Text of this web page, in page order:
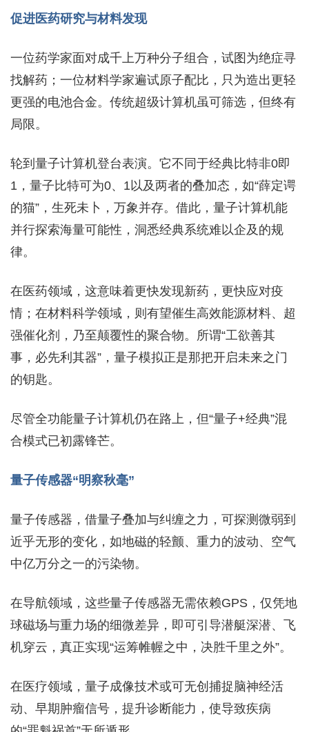
促进医药研究与材料发现
一位药学家面对成千上万种分子组合，试图为绝症寻
找解药；一位材料学家遍试原子配比，只为造出更轻
更强的电池合金。传统超级计算机虽可筛选，但终有
局限。
轮到量子计算机登台表演。它不同于经典比特非0即
1，量子比特可为0、1以及两者的叠加态，如“薛定谔
的猫”，生死未卜，万象并存。借此，量子计算机能
并行探索海量可能性，洞悉经典系统难以企及的规
律。
在医药领域，这意味着更快发现新药，更快应对疫
情；在材料科学领域，则有望催生高效能源材料、超
强催化剂，乃至颠覆性的聚合物。所谓“工欲善其
事，必先利其器”，量子模拟正是那把开启未来之门
的钥匙。
尽管全功能量子计算机仍在路上，但“量子+经典”混
合模式已初露锋芒。
量子传感器“明察秋毫”
量子传感器，借量子叠加与纠缠之力，可探测微弱到
近乎无形的变化，如地磁的轻颤、重力的波动、空气
中亿万分之一的污染物。
在导航领域，这些量子传感器无需依赖GPS，仅凭地
球磁场与重力场的细微差异，即可引导潜艇深潜、飞
机穿云，真正实现“运筹帷幄之中，决胜千里之外”。
在医疗领域，量子成像技术或可无创捕捉脑神经活
动、早期肿瘤信号，提升诊断能力，使导致疾病